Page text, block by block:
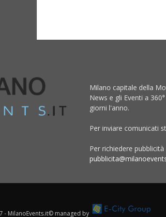
Milano capitale della
News e gli Eventi a
giorni l'anno.
Per inviare comunicati
Per richiedere
- MilanoEvents.it© managed by